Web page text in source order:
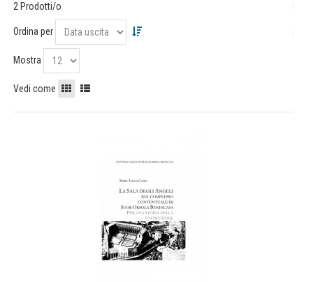
2 Prodotti/o
Ordina per
Mostra
Vedi come